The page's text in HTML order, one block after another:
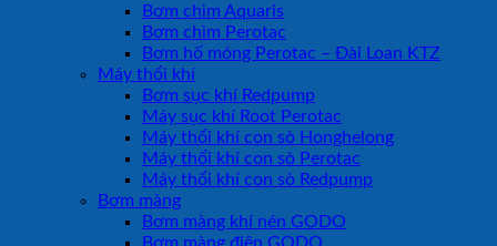
Bơm chìm Aquaris
Bơm chìm Perotac
Bơm hố móng Perotac – Đài Loan KTZ
Máy thổi khí
Bơm sục khí Redpump
Máy sục khí Root Perotac
Máy thổi khí con sò Honghelong
Máy thổi khí con sò Perotac
Máy thổi khí con sò Redpump
Bơm màng
Bơm màng khí nén GODO